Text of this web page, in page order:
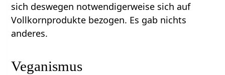
sich deswegen notwendigerweise sich auf
Vollkornprodukte bezogen. Es gab nichts
anderes.
Veganismus